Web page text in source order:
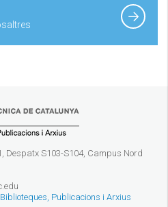
Despatx S103-S104, Campus Nord
Publicacions i Arxius